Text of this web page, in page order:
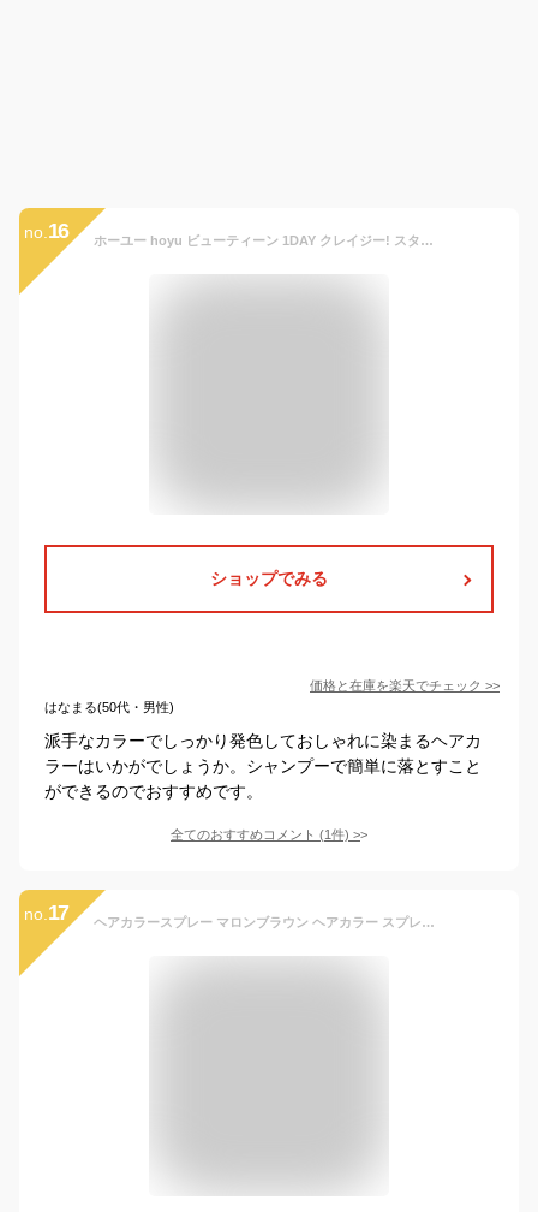
no. 16 ホーユー hoyu ビューティーン 1DAY クレイジー! スターダストゴールド 35g ヘアカラー
ショップでみる
価格と在庫を楽天でチェック >>
はなまる(50代・男性)
派手なカラーでしっかり発色しておしゃれに染まるヘアカ
ラーはいかがでしょうか。シャンプーで簡単に落とすこと
ができるのでおすすめです。
全てのおすすめコメント (1件) >
no. 17 ヘアカラースプレー マロンブラウン ヘアカラー スプレー 『劇的ヘアカラー自由自在 デコ』髪染めスプレー ヘアスプレー カラー 1日染め 1day おすすめ カラースプレー 髪 茶髪 メンズ レディース 汗・水に強い 石鹸で落とせる【営業時間内注文で即日発送】